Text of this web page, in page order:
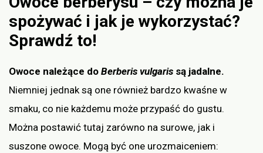
spożywać i jak je wykorzystać?
Sprawdź to!
Owoce należące do Berberis vulgaris są jadalne.
Niemniej jednak są one również bardzo kwaśne w
smaku, co nie każdemu może przypaść do gustu.
Można postawić tutaj zarówno na surowe, jak i
suszone owoce. Mogą być one urozmaiceniem: